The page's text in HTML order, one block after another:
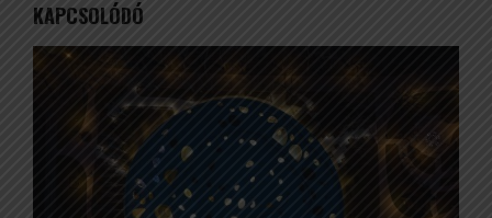
KAPCSOLÓDÓ